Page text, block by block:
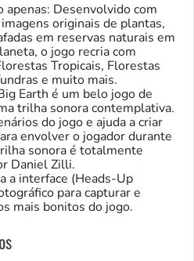
apenas: Desenvolvido com
originais de plantas,
em reservas naturais em
o jogo recria com
Tropicais, Florestas
e muito mais.
Earth é um belo jogo de
trilha sonora contemplativa.
do jogo e ajuda a criar
envolver o jogador durante
sonora é totalmente
Daniel Zilli.
a interface (Heads-Up
para capturar e
mais bonitos do jogo.